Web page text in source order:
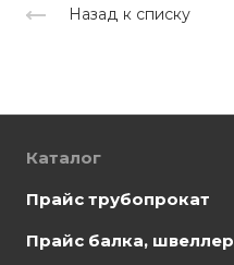
Назад к списку
Каталог
Прайс трубопрокат
Прайс балка, швеллер